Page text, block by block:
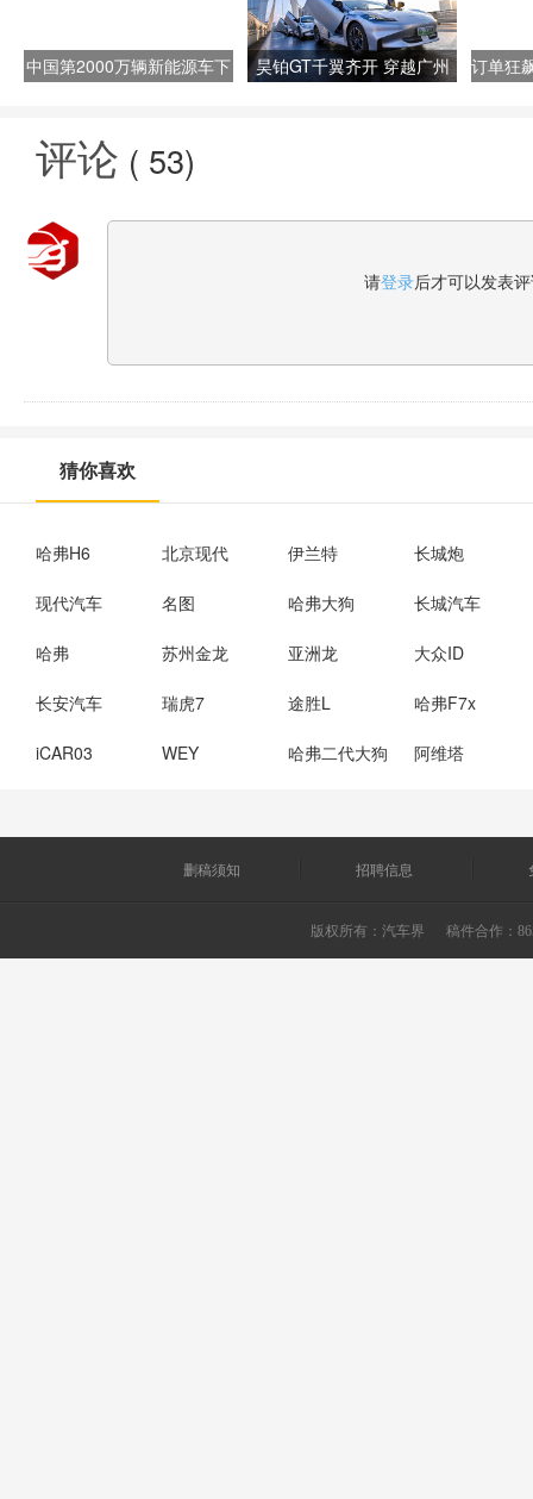
中国第2000万辆新能源车下
昊铂GT千翼齐开 穿越广州
订单狂
评论 ( 53)
请登录后才可以发表
猜你喜欢
哈弗H6 北京现代 伊兰特 长城炮
现代汽车 名图 哈弗大狗 长城汽车
哈弗 苏州金龙 亚洲龙 大众ID
长安汽车 瑞虎7 途胜L 哈弗F7x
iCAR03 WEY 哈弗二代大狗 阿维塔
删稿须知 招聘信息
版权所有： 汽车界 稿件合作：